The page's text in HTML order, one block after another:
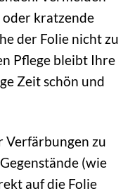
oder kratzende
der Folie nicht zu
Pflege bleibt Ihre
Zeit schön und
Verfärbungen zu
(wie
auf die Folie